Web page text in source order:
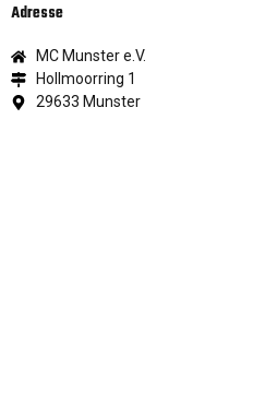
Adresse
MC Munster e.V.
Hollmoorring 1
29633 Munster